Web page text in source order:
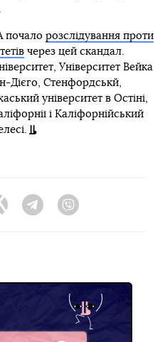
почало розслідування проти
через цей скандал.
Університет Вейка
Дієго, Стенфордськй,
університет в Остіні,
і Каліфорнійський
Twitter Telegram